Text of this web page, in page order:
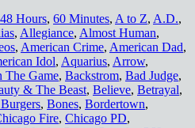
48 Hours, 60 Minutes, A to Z, A.D.,
, Allegiance, Almost Human,
, American Crime, American Dad,
Idol, Aquarius, Arrow,
The Game, Backstrom, Bad Judge,
& The Beast, Believe, Betrayal,
, Bones, Bordertown,
Fire, Chicago PD,